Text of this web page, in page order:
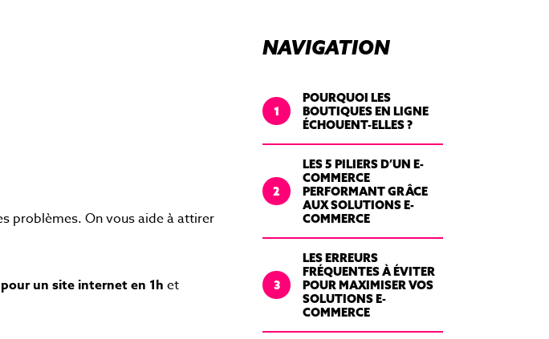
campagnes
problèmes. On vous aide à attirer
un site internet en 1h et
NAVIGATION
1
POURQUOI LES
BOUTIQUES EN LIGNE
ÉCHOUENT-ELLES ?
2
LES 5 PILIERS D’UN E-
COMMERCE
PERFORMANT GRÂCE
AUX SOLUTIONS E-
COMMERCE
3
LES ERREURS
FRÉQUENTES À ÉVITER
POUR MAXIMISER VOS
SOLUTIONS E-
COMMERCE